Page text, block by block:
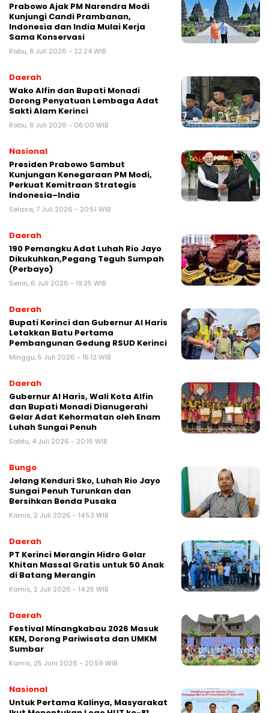
Prabowo Ajak PM Narendra Modi
Kunjungi Candi Prambanan,
Indonesia dan India Mulai Kerja
Sama Konservasi
Rabu, 8 Juli 2026 - 22:24 WIB
Daerah
Wako Alfin dan Bupati Monadi
Dorong Penyatuan Lembaga Adat
Sakti Alam Kerinci
Rabu, 8 Juli 2026 - 06:00 WIB
Nasional
Presiden Prabowo Sambut
Kunjungan Kenegaraan PM Modi,
Perkuat Kemitraan Strategis
Indonesia–India
Selasa, 7 Juli 2026 - 20:51 WIB
Daerah
190 Pemangku Adat Luhah Rio Jayo
Dikukuhkan,Pegang Teguh Sumpah
(Perbayo)
Senin, 6 Juli 2026 - 19:35 WIB
Daerah
Bupati Kerinci dan Gubernur Al Haris
Letakkan Batu Pertama
Pembangunan Gedung RSUD Kerinci
Minggu, 5 Juli 2026 - 15:12 WIB
Daerah
Gubernur Al Haris, Wali Kota Alfin
dan Bupati Monadi Dianugerahi
Gelar Adat Kehormatan oleh Enam
Luhah Sungai Penuh
Sabtu, 4 Juli 2026 - 20:15 WIB
Bungo
Jelang Kenduri Sko, Luhah Rio Jayo
Sungai Penuh Turunkan dan
Bersihkan Benda Pusaka
Kamis, 2 Juli 2026 - 14:53 WIB
Daerah
PT Kerinci Merangin Hidro Gelar
Khitan Massal Gratis untuk 50 Anak
di Batang Merangin
Kamis, 2 Juli 2026 - 14:25 WIB
Daerah
Festival Minangkabau 2026 Masuk
KEN, Dorong Pariwisata dan UMKM
Sumbar
Kamis, 25 Juni 2026 - 20:59 WIB
Nasional
Untuk Pertama Kalinya, Masyarakat